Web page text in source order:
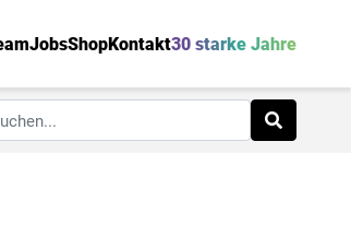
JobsShopKontakt30 starke Jahre